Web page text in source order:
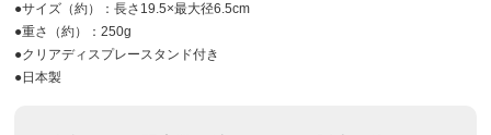
●サイズ（約）：長さ19.5×最大径6.5cm
●重さ（約）：250g
●クリアディスプレースタンド付き
●日本製